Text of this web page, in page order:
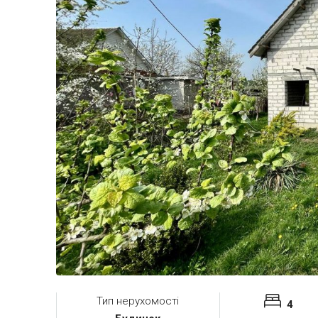
Тип нерухомості
4